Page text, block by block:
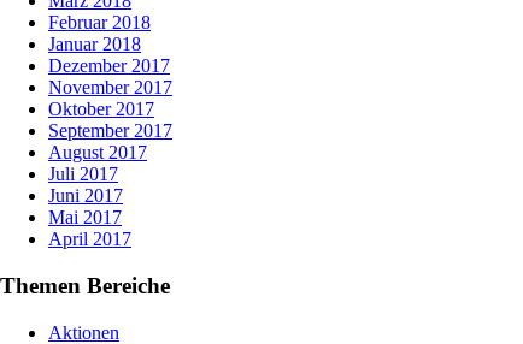
Februar 2018
Januar 2018
Dezember 2017
November 2017
Oktober 2017
September 2017
August 2017
Juli 2017
Juni 2017
Mai 2017
April 2017
Themen Bereiche
Aktionen